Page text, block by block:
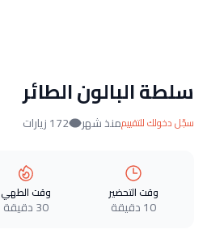
سلطة البالون الطائر
سجّل دخولك للتقييممنذ شهر 172 زيارات
وقت التحضير
10 دقيقة
وقت الطهي
30 دقيقة